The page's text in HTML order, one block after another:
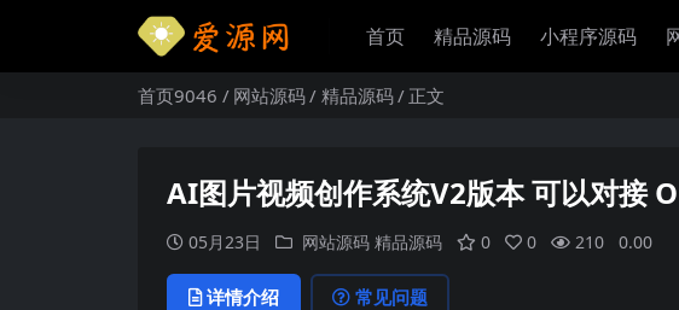
首页 精品源码 小程序源码
首页9046 网站源码 精品源码 正文
AI图片视频创作系统V2版本 可以对接
05月23日 网站源码 精品源码 0 0 210 0.00
详情介绍 常见问题